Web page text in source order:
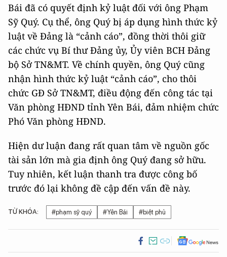
Bái đã có quyết định kỷ luật đối với ông Phạm
Sỹ Quý. Cụ thể, ông Quý bị áp dụng hình thức kỷ
luật về Đảng là “cảnh cáo”, đồng thời thôi giữ
các chức vụ Bí thư Đảng ủy, Ủy viên BCH Đảng
bộ Sở TN&MT. Về chính quyền, ông Quý cũng
nhận hình thức kỷ luật “cảnh cáo”, cho thôi
chức GĐ Sở TN&MT, điều động đến công tác tại
Văn phòng HĐND tỉnh Yên Bái, đảm nhiệm chức
Phó Văn phòng HĐND.
Hiện dư luận đang rất quan tâm về nguồn gốc
tài sản lớn mà gia định ông Quý đang sở hữu.
Tuy nhiên, kết luận thanh tra được công bố
trước đó lại không đề cập đến vấn đề này.
TỪ KHÓA: #phạm sỹ quý #Yên Bái #biệt phủ